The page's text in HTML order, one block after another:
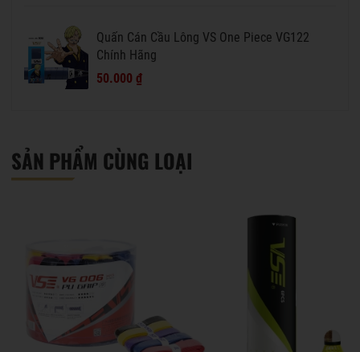
Quấn Cán Cầu Lông VS One Piece VG122
Chính Hãng
50.000 ₫
SẢN PHẨM CÙNG LOẠI